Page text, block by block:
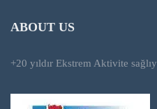
ABOUT US
+20 yıldır Ekstrem Aktivite